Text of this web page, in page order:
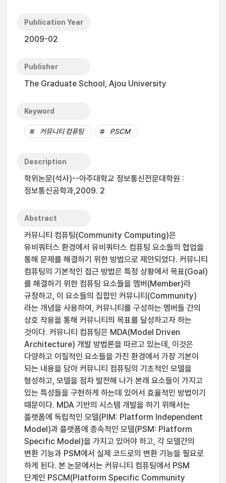
Publication Year
2009-02
Publisher
The Graduate School, Ajou University
Keyword
커뮤니티 컴퓨팅 PSCM
Description
학위논문(석사)--아주대학교 정보통신전문대학원 :
정보통신공학과,2009. 2
Abstract
커뮤니티 컴퓨팅(Community Computing)은
유비쿼터스 환경에서 유비쿼터스 컴퓨팅 요소들의 협업을
통해 문제를 해결하기 위한 방법으로 제안되었다. 커뮤니티
컴퓨팅의 기본적인 접근 방법은 특정 상황에서 목표(Goal)
를 해결하기 위한 컴퓨팅 요소들을 멤버(Member)라
규정하고, 이 요소들의 집합인 커뮤니티(Community)
라는 개념을 사용하여, 커뮤니티를 구성하는 멤버들 간의
상호 작용을 통해 커뮤니티의 목표를 달성하고자 하는
것이다. 커뮤니티 컴퓨팅은 MDA(Model Driven
Architecture) 개발 방법론을 따르고 있는데, 이것은
다양하고 이질적인 요소들을 가진 환경에서 가장 기본이
되는 내용을 담아 커뮤니티 컴퓨팅의 기초적인 모델을
형성하고, 모델을 점차 발전해 나가 본래 요소들이 가지고
있는 특성들을 구현하게 하는데 있어서 효율적인 방법이기
때문이다. MDA 기반의 시스템 개발을 하기 위해서는
플랫폼에 독립적인 모델(PIM: Platform Independent
Model)과 플랫폼에 종속적인 모델(PSM: Platform
Specific Model)을 가지고 있어야 하고, 각 모델간의
변환 기능과 PSM에서 실제 코드로의 변환 기능을 필요로
하게 된다. 본 논문에서는 커뮤니티 컴퓨팅에서 PSM
단계인 PSCM(Platform Specific Community